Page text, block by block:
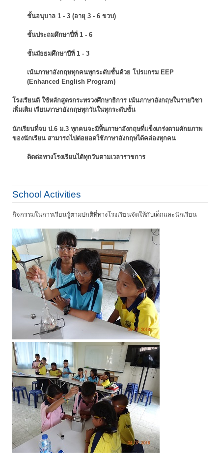
ชั้นอนุบาล 1 - 3 (อายุ 3 - 6 ขวบ)
ชั้นประถมศึกษาปี่ที่ 1 - 6
ชั้นมัธยมศึกษาปีที่ 1 - 3
เน้นภาษาอังกฤษทุกคนทุกระดับชั้นด้วย โปรแกรม EEP
(Enhanced English Program)
โรงเรียนดี ใช้หลักสูตรกระทรวงศึกษาธิการ เน้นภาษาอังกฤษในรายวิชา
เพิ่มเติม เรียนภาษาอังกฤษทุกวันในทุกระดับชั้น
นักเรียนที่จบ ป.6 ม.3 ทุกคนจะมีพื้นภาษาอังกฤษที่แข็งเกร่งตามศักยภาพ
ของนักเรียน สามารถไปต่อยอดใช้ภาษาอังกฤษได้คล่องทุกคน
ติดต่อทางโรงเรียนได้ทุกวันตามเวลาราชการ
School Activities
กิจกรรมในการเรียนรู้ตามปกติที่ทางโรงเรียนจัดให้กับเด็กและนักเรียน